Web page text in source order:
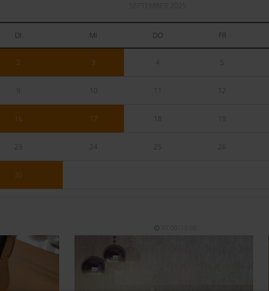
SEPTEMBER 2025
DI MI DO FR
2 3 4 5
9 10 11 12
16 17 18 19
23 24 25 26
30